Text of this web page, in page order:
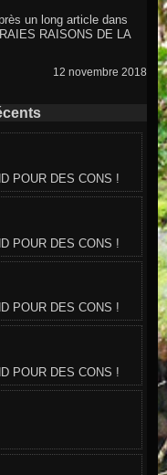
un long article dans
RAISONS DE LA
12 novembre 2018
POUR DES CONS !
POUR DES CONS !
POUR DES CONS !
POUR DES CONS !